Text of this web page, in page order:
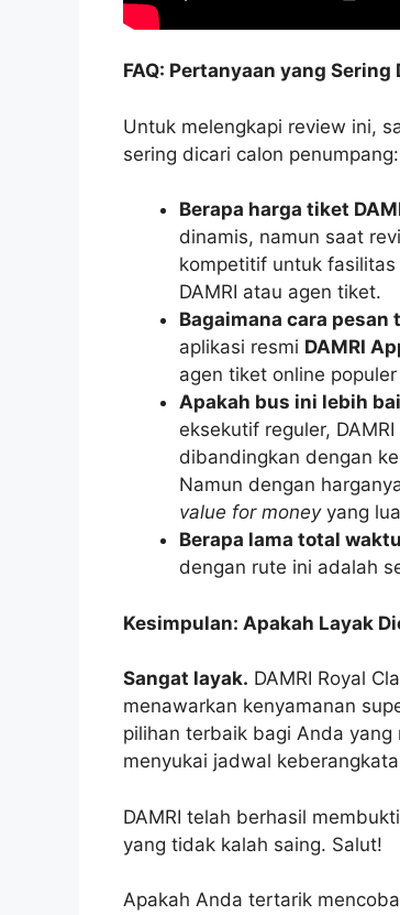
FAQ: Pertanyaan yang
Untuk melengkapi review ini,
sering dicari calon penumpang:
Berapa harga tiket
dinamis, namun saat
kompetitif untuk
DAMRI atau agen tiket.
Bagaimana cara pesan
aplikasi resmi DAMRI
agen tiket online
Apakah bus ini lebih
eksekutif reguler,
dibandingkan dengan
Namun dengan
value for moneyyang
Berapa lama total
dengan rute ini adalah
Kesimpulan: Apakah Layak
Sangat layak. DAMRI Royal
menawarkan kenyamanan
pilihan terbaik bagi Anda
menyukai jadwal
DAMRI telah berhasil
yang tidak kalah saing. Salut!
Apakah Anda tertarik